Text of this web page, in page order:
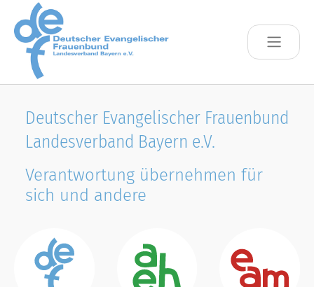
Skip to main content
Deutscher Evangelischer Frauenbund
Landesverband Bayern e.V.
Verantwortung übernehmen für
sich und andere